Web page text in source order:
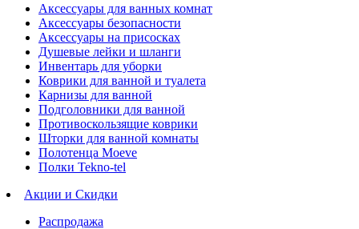
Аксессуары для ванных комнат
Аксессуары безопасности
Аксессуары на присосках
Душевые лейки и шланги
Инвентарь для уборки
Коврики для ванной и туалета
Карнизы для ванной
Подголовники для ванной
Противоскользящие коврики
Шторки для ванной комнаты
Полотенца Moeve
Полки Tekno-tel
Акции и Скидки
Распродажа